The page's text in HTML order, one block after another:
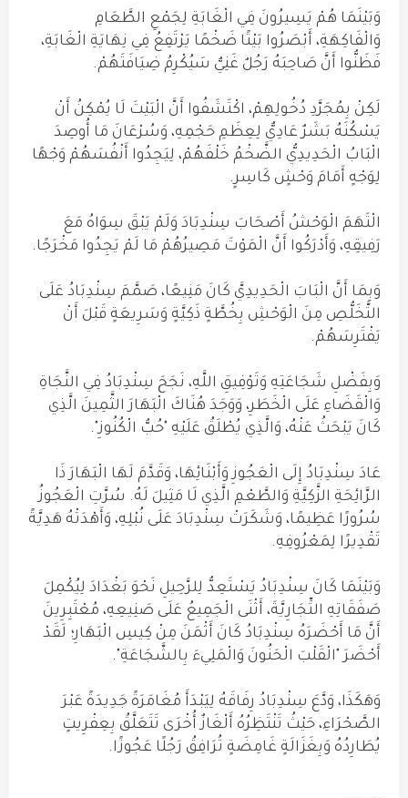
وَبَيْنَمَا هُمْ يَسِيرُونَ فِي الْغَابَةِ لِجَمْعِ الطَّعَامِ
وَالْفَاكِهَةِ، أَبْصَرُوا بَيْتًا ضَخْمًا يَرْتَفِعُ فِي نِهَايَةِ الْغَابَةِ،
فَظَنُّوا أَنَّ صَاحِبَهُ رَجُلٌ غَنِيٌّ سَيُكْرِمُ ضِيَافَتَهُمْ.
لَكِنْ بِمُجَرَّدِ دُخُولِهِمْ، اكْتَشَفُوا أَنَّ الْبَيْتَ لَا يُمْكِنُ أَنْ
يَسْكُنَهُ بَشَرٌ عَادِيٌّ لِعِظَمِ حَجْمِهِ، وَسُرْعَانَ مَا أُوصِدَ
الْبَابُ الْحَدِيدِيُّ الضَّخْمُ خَلْفَهُمْ، لِيَجِدُوا أَنْفُسَهُمْ وَجْهًا
لِوَجْهٍ أَمَامَ وَحْشٍ كَاسِرٍ.
الْتَهَمَ الْوَحْشُ أَصْحَابَ سِنْدِبَادَ وَلَمْ يَبْقَ سِوَاهُ مَعَ
رَفِيقِهِ، وَأَدْرَكُوا أَنَّ الْمَوْتَ مَصِيرُهُمْ مَا لَمْ يَجِدُوا مَخْرَجًا.
وَبِمَا أَنَّ الْبَابَ الْحَدِيدِيَّ كَانَ مَنِيعًا، صَمَّمَ سِنْدِبَادُ عَلَى
التَّخَلُّصِ مِنَ الْوَحْشِ بِخُطَّةٍ ذَكِيَّةٍ وَسَرِيعَةٍ قَبْلَ أَنْ
يَفْتَرِسَهُمْ.
وَبِفَضْلِ شَجَاعَتِهِ وَتَوْفِيقِ اللَّهِ، نَجَحَ سِنْدِبَادُ فِي النَّجَاةِ
وَالْقَضَاءِ عَلَى الْخَطَرِ، وَوَجَدَ هُنَاكَ الْبَهَارَ الثَّمِينَ الَّذِي
كَانَ يَبْحَثُ عَنْهُ، وَالَّذِي يُطْلَقُ عَلَيْهِ "حُبُّ الْكُنُوزِ".
عَادَ سِنْدِبَادُ إِلَى الْعَجُوزِ وَأَبْنَائِهَا، وَقَدَّمَ لَهَا الْبَهَارَ ذَا
الرَّائِحَةِ الزَّكِيَّةِ وَالطَّعْمِ الَّذِي لَا مَثِيلَ لَهُ. سُرَّتِ الْعَجُوزُ
سُرُورًا عَظِيمًا، وَشَكَرَتْ سِنْدِبَادَ عَلَى نُبْلِهِ، وَأَهْدَتْهُ هَدِيَّةً
تَقْدِيرًا لِمَعْرُوفِهِ.
وَبَيْنَمَا كَانَ سِنْدِبَادُ يَسْتَعِدُّ لِلرَّحِيلِ نَحْوَ بَغْدَادَ لِيُكْمِلَ
صَفَقَاتِهِ التِّجَارِيَّةَ، أَثْنَى الْجَمِيعُ عَلَى صَنِيعِهِ، مُعْتَبِرِينَ
أَنَّ مَا أَحْضَرَهُ سِنْدِبَادُ كَانَ أَثْمَنَ مِنْ كِيسِ الْبَهَارِ؛ لَقَدْ
أَحْضَرَ "الْقَلْبَ الْحَنُونَ وَالْمَلِيءَ بِالشَّجَاعَةِ".
وَهَكَذَا، وَدَّعَ سِنْدِبَادُ رِفَاقَهُ لِيَبْدَأَ مُغَامَرَةً جَدِيدَةً عَبْرَ
الصَّحْرَاءِ، حَيْثُ تَنْتَظِرُهُ أَلْغَازٌ أُخْرَى تَتَعَلَّقُ بِعِفْرِيتٍ
يُطَارِدُهُ وَبِغَزَالَةٍ غَامِضَةٍ تُرَافِقُ رَجُلًا عَجُوزًا.